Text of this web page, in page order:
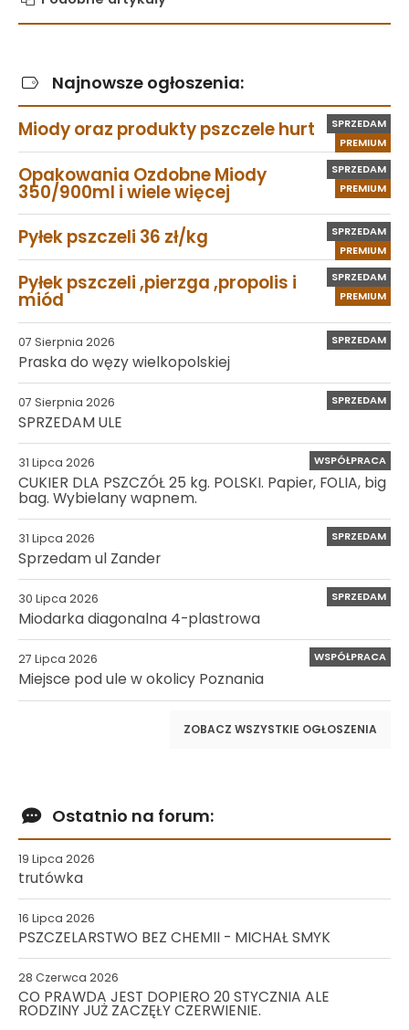
Najnowsze ogłoszenia:
PREMIUM
SPRZEDAM
Miody oraz produkty pszczele hurt
PREMIUM
SPRZEDAM
Opakowania Ozdobne Miody
350/900ml i wiele więcej
PREMIUM
SPRZEDAM
Pyłek pszczeli 36 zł/kg
PREMIUM
SPRZEDAM
Pyłek pszczeli ,pierzga ,propolis i
miód
07 Sierpnia 2026 SPRZEDAM
Praska do węzy wielkopolskiej
07 Sierpnia 2026 SPRZEDAM
SPRZEDAM ULE
31 Lipca 2026 WSPÓŁPRACA
CUKIER DLA PSZCZÓŁ 25 kg. POLSKI. Papier, FOLIA, big
bag. Wybielany wapnem.
31 Lipca 2026 SPRZEDAM
Sprzedam ul Zander
30 Lipca 2026 SPRZEDAM
Miodarka diagonalna 4-plastrowa
27 Lipca 2026 WSPÓŁPRACA
Miejsce pod ule w okolicy Poznania
ZOBACZ WSZYSTKIE OGŁOSZENIA
Ostatnio na forum:
19 Lipca 2026
trutówka
16 Lipca 2026
PSZCZELARSTWO BEZ CHEMII - MICHAŁ SMYK
28 Czerwca 2026
CO PRAWDA JEST DOPIERO 20 STYCZNIA ALE
RODZINY JUŻ ZACZĘŁY CZERWIENIE.